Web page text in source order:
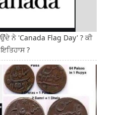
ਨੇ 'Canada Flag Day' ? ਕੀ
?